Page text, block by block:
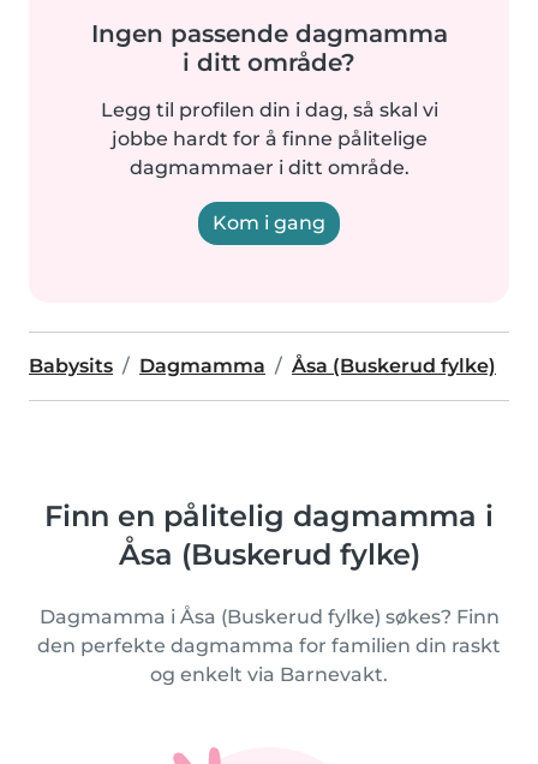
Ingen passende dagmamma
i ditt område?
Legg til profilen din i dag, så skal vi
jobbe hardt for å finne pålitelige
dagmammaer i ditt område.
Kom i gang
Babysits Dagmamma Åsa (Buskerud fylke)
Finn en pålitelig dagmamma i
Åsa (Buskerud fylke)
Dagmamma i Åsa (Buskerud fylke) søkes? Finn
den perfekte dagmamma for familien din raskt
og enkelt via Barnevakt.